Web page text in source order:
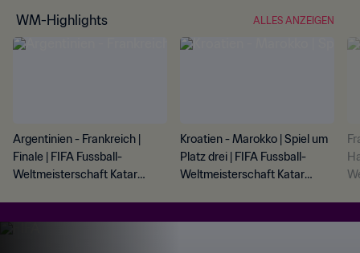
WM-Highlights ALLES ANZEIGEN
Argentinien - Frankreich |
Finale | FIFA Fussball-
Weltmeisterschaft Katar
Kroatien - Marokko | Spiel um
Platz drei | FIFA Fussball-
Weltmeisterschaft Katar